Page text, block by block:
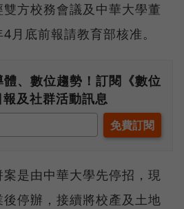
方校務會議及中華大學董
月底前報請教育部核准。
、數位趨勢！訂閱《數位
及社群活動訊息
是由中華大學先停招，現
停辦，接續將校產及土地